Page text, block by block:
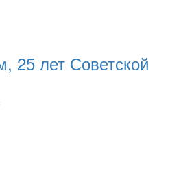
25 лет Советской